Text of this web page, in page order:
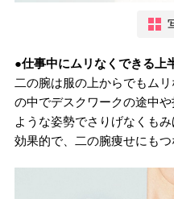
●仕事中にムリなくできる上
二の腕は服の上からでもム
の中でデスクワークの途中
ような姿勢でさりげなくも
効果的で、二の腕痩せにもつ